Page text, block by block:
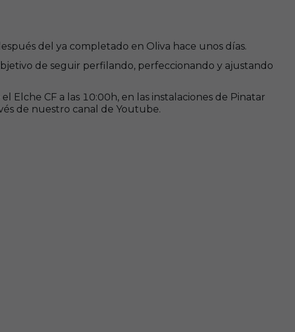
del ya completado en Oliva hace unos días.
de seguir perfilando, perfeccionando y ajustando
Elche CF a las 10:00h, en las instalaciones de Pinatar
de nuestro canal de Youtube.